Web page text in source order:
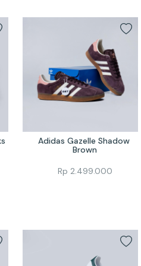
Adidas Gazelle Shadow
Brown
Rp 2.499.000